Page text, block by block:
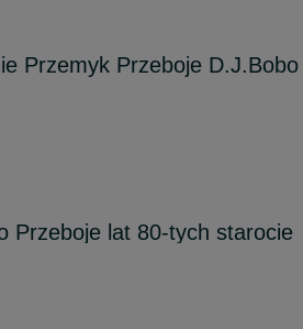
Przemyk Przeboje D.J.Bobo
Przeboje lat 80-tych starocie